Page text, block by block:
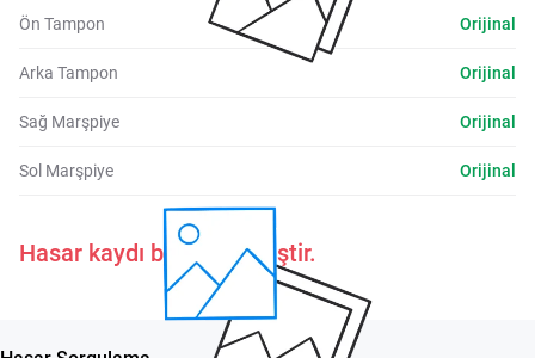
Ön Tampon Orijinal
Arka Tampon Orijinal
Sağ Marşpiye Orijinal
Sol Marşpiye Orijinal
Hasar kaydı belirtilmemiştir.